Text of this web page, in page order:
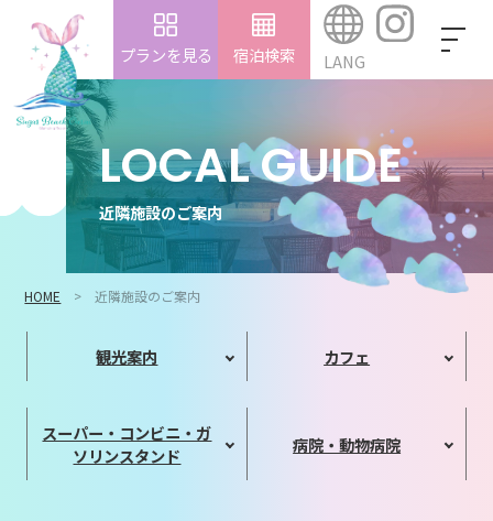
プランを見る 宿泊検索 LANG
LOCAL GUIDE
近隣施設のご案内
HOME 近隣施設のご案内
観光案内 カフェ
スーパー・コンビニ・ガ
ソリンスタンド
病院・動物病院